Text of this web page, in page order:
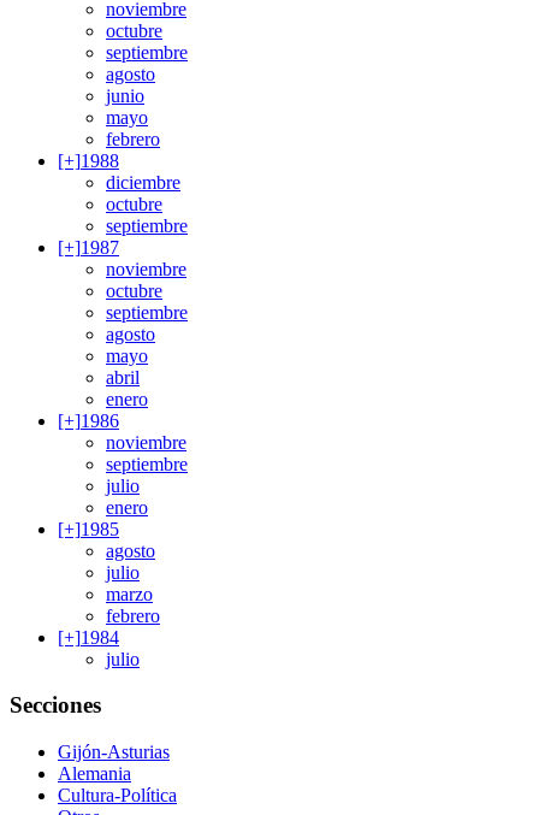
noviembre
octubre
septiembre
agosto
junio
mayo
febrero
[+]1988
diciembre
octubre
septiembre
[+]1987
noviembre
octubre
septiembre
agosto
mayo
abril
enero
[+]1986
noviembre
septiembre
julio
enero
[+]1985
agosto
julio
marzo
febrero
[+]1984
julio
Secciones
Gijón-Asturias
Alemania
Cultura-Política